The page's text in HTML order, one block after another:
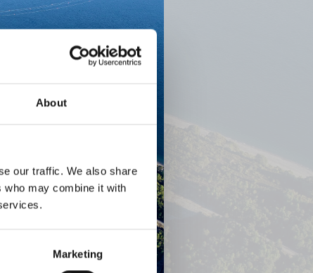
About
our traffic. We also share
who may combine it with
Marketing